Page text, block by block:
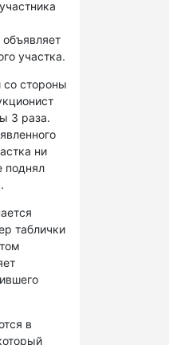
участка.
со стороны
3 раза.
ни
поднял
таблички
в